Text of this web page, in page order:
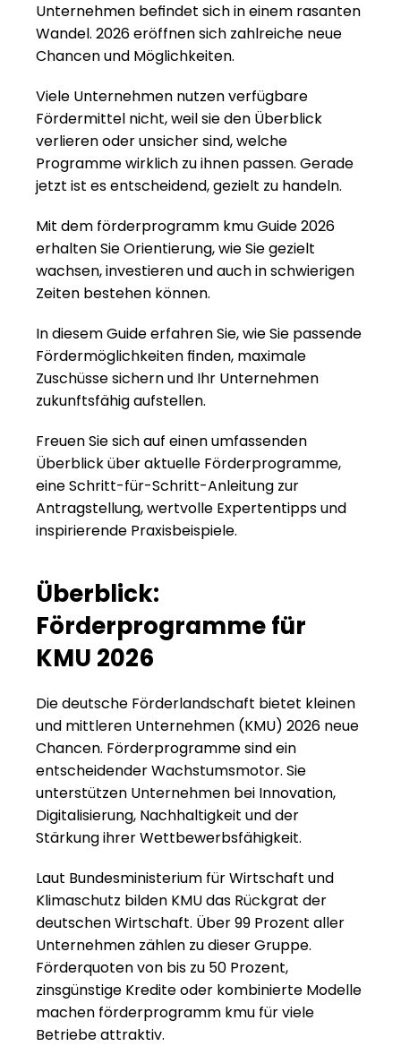
Unternehmen befindet sich in einem rasanten
Wandel. 2026 eröffnen sich zahlreiche neue
Chancen und Möglichkeiten.
Viele Unternehmen nutzen verfügbare
Fördermittel nicht, weil sie den Überblick
verlieren oder unsicher sind, welche
Programme wirklich zu ihnen passen. Gerade
jetzt ist es entscheidend, gezielt zu handeln.
Mit dem förderprogramm kmu Guide 2026
erhalten Sie Orientierung, wie Sie gezielt
wachsen, investieren und auch in schwierigen
Zeiten bestehen können.
In diesem Guide erfahren Sie, wie Sie passende
Fördermöglichkeiten finden, maximale
Zuschüsse sichern und Ihr Unternehmen
zukunftsfähig aufstellen.
Freuen Sie sich auf einen umfassenden
Überblick über aktuelle Förderprogramme,
eine Schritt-für-Schritt-Anleitung zur
Antragstellung, wertvolle Expertentipps und
inspirierende Praxisbeispiele.
Überblick:
Förderprogramme für
KMU 2026
Die deutsche Förderlandschaft bietet kleinen
und mittleren Unternehmen (KMU) 2026 neue
Chancen. Förderprogramme sind ein
entscheidender Wachstumsmotor. Sie
unterstützen Unternehmen bei Innovation,
Digitalisierung, Nachhaltigkeit und der
Stärkung ihrer Wettbewerbsfähigkeit.
Laut Bundesministerium für Wirtschaft und
Klimaschutz bilden KMU das Rückgrat der
deutschen Wirtschaft. Über 99 Prozent aller
Unternehmen zählen zu dieser Gruppe.
Förderquoten von bis zu 50 Prozent,
zinsgünstige Kredite oder kombinierte Modelle
machen förderprogramm kmu für viele
Betriebe attraktiv.